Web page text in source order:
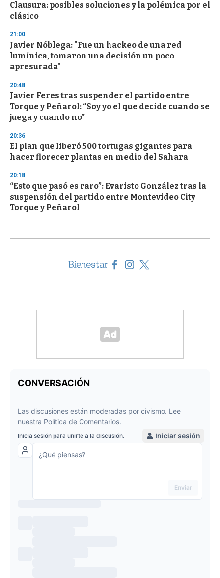
Clausura: posibles soluciones y la polémica por el
clásico
21:00
Javier Nóblega: "Fue un hackeo de una red
lumínica, tomaron una decisión un poco
apresurada"
20:48
Javier Feres tras suspender el partido entre
Torque y Peñarol: “Soy yo el que decide cuando se
juega y cuando no”
20:36
El plan que liberó 500 tortugas gigantes para
hacer florecer plantas en medio del Sahara
20:18
“Esto que pasó es raro”: Evaristo González tras la
suspensión del partido entre Montevideo City
Torque y Peñarol